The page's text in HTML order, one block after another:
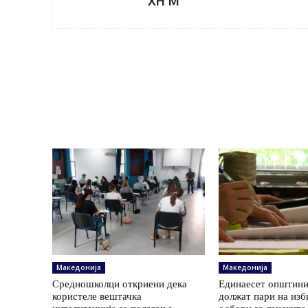
Македонија
Средношколци откриени дека
користеле вештачка
Македонија
Единаесет
должат пари на